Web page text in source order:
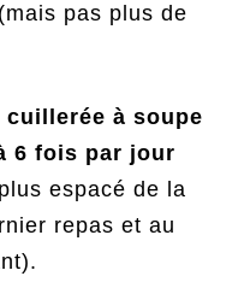
pas plus de
cuillerée à soupe
6 fois par jour
espacé de la
repas et au